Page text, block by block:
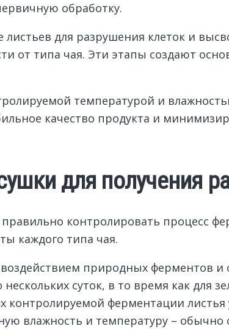
обработку.
для разрушения клеток и
от типа чая. Эти этапы создают
температурой и
качество продукта и
для получения
контролировать процесс
каждого типа чая.
природных ферментов
суток, в то время как для
контролируемой ферментации
влажность и температуру – обычно